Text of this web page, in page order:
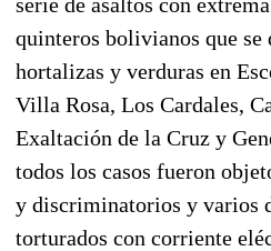
quinteros bolivianos que
hortalizas y verduras en
Villa Rosa, Los Cardales,
Exaltación de la Cruz y
todos los casos fueron
y discriminatorios y varios
torturados con corriente